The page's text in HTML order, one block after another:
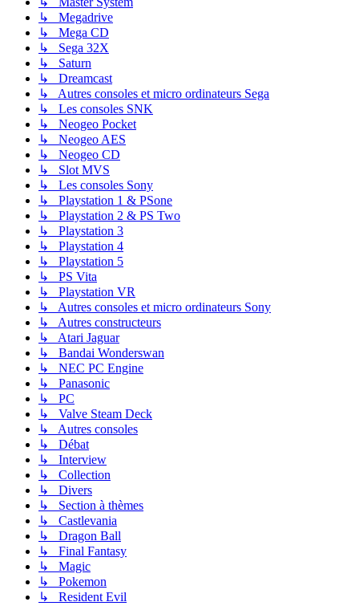
↳ Megadrive
↳ Mega CD
↳ Sega 32X
↳ Saturn
↳ Dreamcast
↳ Autres consoles et micro ordinateurs Sega
↳ Les consoles SNK
↳ Neogeo Pocket
↳ Neogeo AES
↳ Neogeo CD
↳ Slot MVS
↳ Les consoles Sony
↳ Playstation 1 & PSone
↳ Playstation 2 & PS Two
↳ Playstation 3
↳ Playstation 4
↳ Playstation 5
↳ PS Vita
↳ Playstation VR
↳ Autres consoles et micro ordinateurs Sony
↳ Autres constructeurs
↳ Atari Jaguar
↳ Bandai Wonderswan
↳ NEC PC Engine
↳ Panasonic
↳ PC
↳ Valve Steam Deck
↳ Autres consoles
↳ Débat
↳ Interview
↳ Collection
↳ Divers
↳ Section à thèmes
↳ Castlevania
↳ Dragon Ball
↳ Final Fantasy
↳ Magic
↳ Pokemon
↳ Resident Evil